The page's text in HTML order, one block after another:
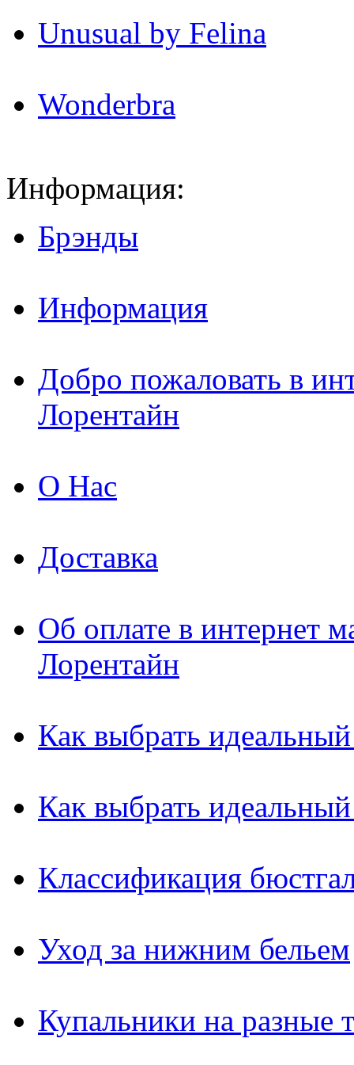
Unusual by Felina
Wonderbra
Информация:
Брэнды
Информация
Добро пожаловать в
Лорентайн
О Нас
Доставка
Об оплате в интернет
Лорентайн
Как выбрать
Как выбрать
Классификация
Уход за нижним бельем
Купальники на разные